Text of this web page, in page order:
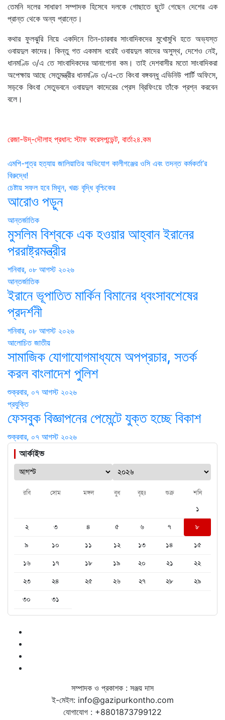
তেমনি দলের সাধারণ সম্পাদক হিসেবে দলকে গোছাতে ছুটে গেছেন দেশের এক
প্রান্ত থেকে অন্য প্রান্তে।
কথার ফুলঝুরি নিয়ে একদিনে তিন-চারবার সাংবাদিকদের মুখোমুখি হতে অভ্যস্ত
ওবায়দুল কাদের। কিন্তু গত একমাস ধরেই ওবায়দুল কাদের অসুস্থ, দেশেও নেই,
ধানমণ্ডি ৩/এ তে সাংবাদিকদের আনাগোনা কম। তাই দেশবাসীর মতো সাংবাদিকরা
অপেক্ষায় আছে সেতুমন্ত্রীর ধানমণ্ডি ৩/এ-তে কিংবা বঙ্গবন্ধু এভিনিউ পার্টি অফিসে,
সড়কে কিংবা সেতুভবনে ওবায়দুল কাদেরের প্রেস ব্রিফিংয়ে তাঁকে প্রশ্ন করবেন
বলে।
রেজা-উদ্-দৌলাহ প্রধান: স্টাফ করেসপন্ডেন্ট, বার্তা২৪.কম
Post
navigation
এমপি-পুত্র হত্যায় জালিয়াতির অভিযোগ কালীগঞ্জের ওসি এবং তদন্ত কর্মকর্তা’র
বিরুদ্ধে!
চেষ্টায় সফল হবে মিথুন, খরচ বৃদ্ধি বৃশ্চিকের
আরোও পড়ুন
আন্তর্জাতিক
মুসলিম বিশ্বকে এক হওয়ার আহ্বান ইরানের
পররাষ্ট্রমন্ত্রীর
শনিবার, ০৮ আগস্ট ২০২৬
আন্তর্জাতিক
ইরানে ভূপাতিত মার্কিন বিমানের ধ্বংসাবশেষের
প্রদর্শনী
শনিবার, ০৮ আগস্ট ২০২৬
আলোচিত জাতীয়
সামাজিক যোগাযোগমাধ্যমে অপপ্রচার, সতর্ক
করল বাংলাদেশ পুলিশ
শুক্রবার, ০৭ আগস্ট ২০২৬
প্রযুক্তি
ফেসবুক বিজ্ঞাপনের পেমেন্টে যুক্ত হচ্ছে বিকাশ
শুক্রবার, ০৭ আগস্ট ২০২৬
আর্কাইভ
রবি সোম মঙ্গল বুধ বৃহঃ শুক্র শনি
১
২
৩ ৪ ৫ ৬ ৭
৮
৯
১০ ১১ ১২ ১৩ ১৪
১৫
১৬
১৭ ১৮ ১৯ ২০ ২১
২২
২৩
২৪ ২৫ ২৬ ২৭ ২৮
২৯
৩০
৩১
সম্পাদক ও প্রকাশক : সঞ্জয় দাস
ই-মেইল: info@gazipurkontho.com
যোগাযোগ : +8801873799122